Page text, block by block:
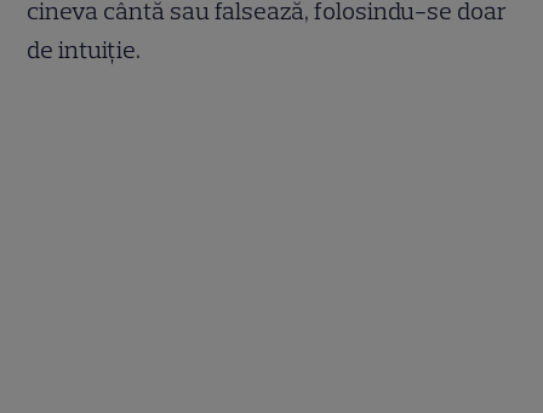
cineva cântă sau falsează, folosindu-se doar
de intuiție.